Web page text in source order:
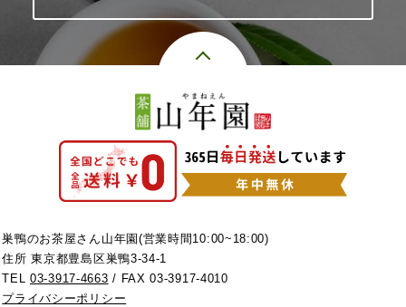
巣鴨のお茶屋さん山年園(営業時間10:00~18:00)
住所 東京都豊島区巣鴨3-34-1
TEL03-3917-4663 / FAX 03-3917-4010
プライバシーポリシー